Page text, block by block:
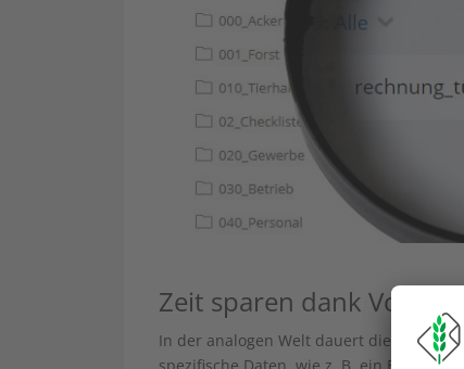
Zeit sparen dank
In der analogen Welt dauert die Suche